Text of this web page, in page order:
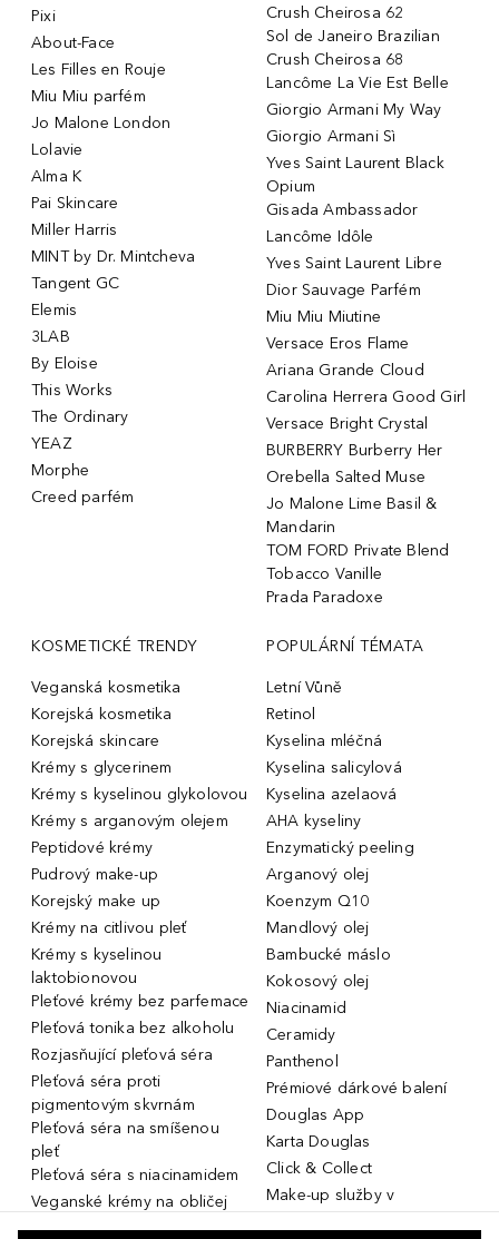
Pixi
About-Face
Les Filles en Rouje
Miu Miu parfém
Jo Malone London
Lolavie
Alma K
Pai Skincare
Miller Harris
MINT by Dr. Mintcheva
Tangent GC
Elemis
3LAB
By Eloise
This Works
The Ordinary
YEAZ
Morphe
Creed parfém
Crush Cheirosa 62
Sol de Janeiro Brazilian
Crush Cheirosa 68
Lancôme La Vie Est Belle
Giorgio Armani My Way
Giorgio Armani Sì
Yves Saint Laurent Black
Opium
Gisada Ambassador
Lancôme Idôle
Yves Saint Laurent Libre
Dior Sauvage Parfém
Miu Miu Miutine
Versace Eros Flame
Ariana Grande Cloud
Carolina Herrera Good Girl
Versace Bright Crystal
BURBERRY Burberry Her
Orebella Salted Muse
Jo Malone Lime Basil &
Mandarin
TOM FORD Private Blend
Tobacco Vanille
Prada Paradoxe
KOSMETICKÉ TRENDY
Veganská kosmetika
Korejská kosmetika
Korejská skincare
Krémy s glycerinem
Krémy s kyselinou glykolovou
Krémy s arganovým olejem
Peptidové krémy
Pudrový make-up
Korejský make up
Krémy na citlivou pleť
Krémy s kyselinou
laktobionovou
Pleťové krémy bez parfemace
Pleťová tonika bez alkoholu
Rozjasňující pleťová séra
Pleťová séra proti
pigmentovým skvrnám
Pleťová séra na smíšenou
pleť
Pleťová séra s niacinamidem
Veganské krémy na obličej
Miniatury parfémů, cestovní
POPULÁRNÍ TÉMATA
Letní Vůně
Retinol
Kyselina mléčná
Kyselina salicylová
Kyselina azelaová
AHA kyseliny
Enzymatický peeling
Arganový olej
Koenzym Q10
Mandlový olej
Bambucké máslo
Kokosový olej
Niacinamid
Ceramidy
Panthenol
Prémiové dárkové balení
Douglas App
Karta Douglas
Click & Collect
Make-up služby v
parfumeriích Douglas